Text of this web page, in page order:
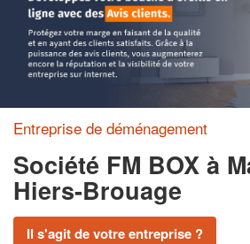
Entreprise de déménagement
Société FM BOX à
Hiers-Brouage
Il s'agit de votre entreprise ?